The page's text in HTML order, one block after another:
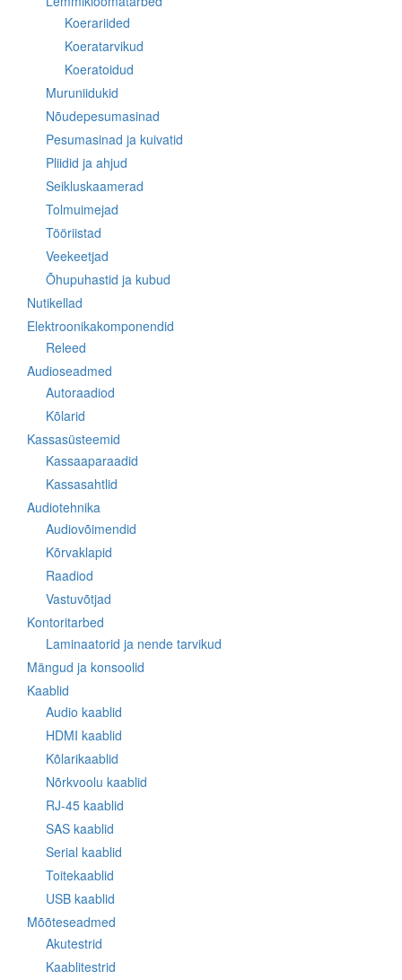
Koerariided
Koeratarvikud
Koeratoidud
Muruniidukid
Nõudepesumasinad
Pesumasinad ja kuivatid
Pliidid ja ahjud
Seikluskaamerad
Tolmuimejad
Tööriistad
Veekeetjad
Õhupuhastid ja kubud
Nutikellad
Elektroonikakomponendid
Releed
Audioseadmed
Autoraadiod
Kõlarid
Kassasüsteemid
Kassaaparaadid
Kassasahtlid
Audiotehnika
Audiovõimendid
Kõrvaklapid
Raadiod
Vastuvõtjad
Kontoritarbed
Laminaatorid ja nende tarvikud
Mängud ja konsoolid
Kaablid
Audio kaablid
HDMI kaablid
Kõlarikaablid
Nõrkvoolu kaablid
RJ-45 kaablid
SAS kaablid
Serial kaablid
Toitekaablid
USB kaablid
Mõõteseadmed
Akutestrid
Kaablitestrid